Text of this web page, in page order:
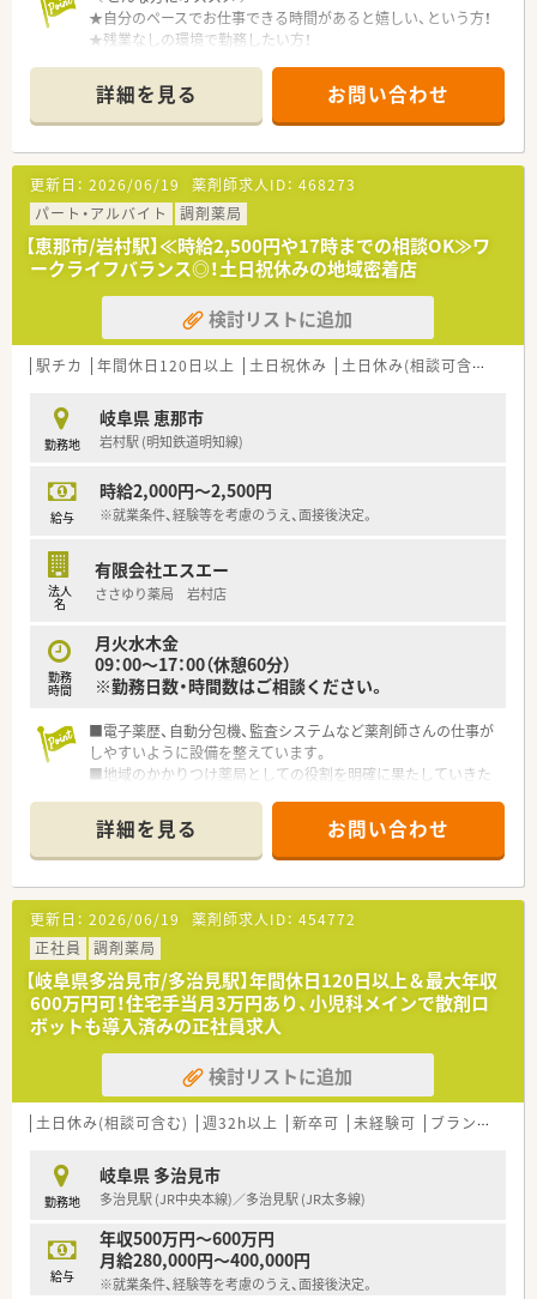
★自分のペースでお仕事できる時間があると嬉しい、という方！
★残業なしの環境で勤務したい方！
＼ 働く環境について ／
■内科を中心に、小児科・循環器科・消化器科などの処方箋を応需
しており、
勉強になる環境です。
■処方箋の枚数は1日に45枚ほどです。
■残業は月平均0時間！つまり、残業なし！！
時間ぴったりにお仕事を終えられる環境です。
■近隣に店舗があり、お互いに助け合っている状況です。
掛け持ち勤務が可能な方歓迎いたします！
■地域密着型の薬局ですので、腰を据えて長く働けます。
■電子薬歴・分包機・監査システム等、お仕事がしやすいよう設備
の整った薬局です。
詳細を見る お問い合わせ
更新日： 2026/06/19 薬剤師求人ID： 468273
パート・アルバイト
調剤薬局
【恵那市/岩村駅】≪時給2,500円や17時までの相談OK≫ワ
ークライフバランス◎！土日祝休みの地域密着店
検討リストに追加
駅チカ 年間休日120日以上 土日祝休み 土日休み(相談可含む)
勤務地
岐阜県 恵那市
岩村駅 (明知鉄道明知線)
給与
時給2,000円～2,500円
※就業条件、経験等を考慮のうえ、面接後決定。
法人
名
有限会社エスエー
ささゆり薬局 岩村店
勤務
時間
月火水木金
09：00～17：00（休憩60分）
※勤務日数・時間数はご相談ください。
■電子薬歴、自動分包機、監査システムなど薬剤師さんの仕事が
しやすいように設備を整えています。
■地域のかかりつけ薬局としての役割を明確に果たしていきた
■岐阜県を中心に複数店舗展開しているので、地元で活躍された
い方におすすめです。
詳細を見る お問い合わせ
更新日： 2026/06/19 薬剤師求人ID： 454772
正社員
調剤薬局
【岐阜県多治見市/多治見駅】年間休日120日以上＆最大年収
600万円可！住宅手当月3万円あり、小児科メインで散剤ロ
ボットも導入済みの正社員求人
検討リストに追加
土日休み(相談可含む) 週32h以上 新卒可 未経験可 ブランク可
勤務地
岐阜県 多治見市
多治見駅 (JR中央本線)／多治見駅 (JR太多線)
給与
年収500万円～600万円
月給280,000円～400,000円
※就業条件、経験等を考慮のうえ、面接後決定。